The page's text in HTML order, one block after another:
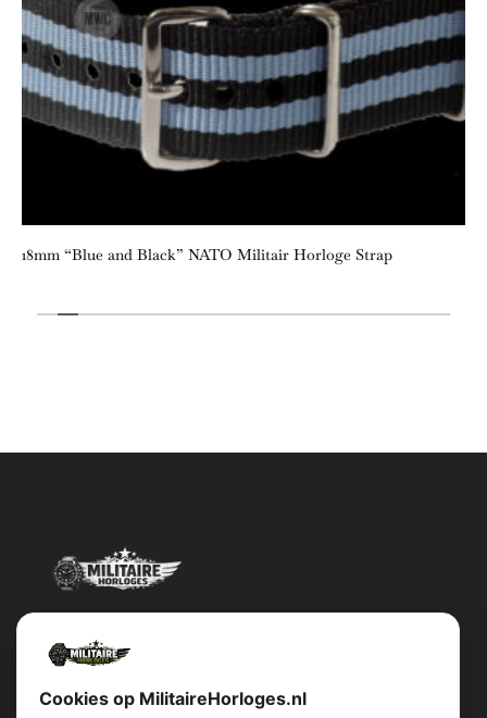
18mm “Blue and Black” NATO Militair Horloge Strap
Militairehorloges.nl is de exclusieve importeur en distributeur van
Cookies op MilitaireHorloges.nl